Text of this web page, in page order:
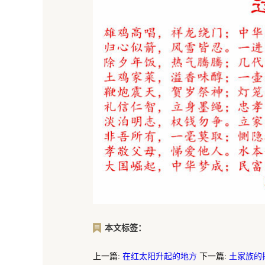
本文标签：
上一篇: 在红太阳升起的地方 下一篇: 土家族的